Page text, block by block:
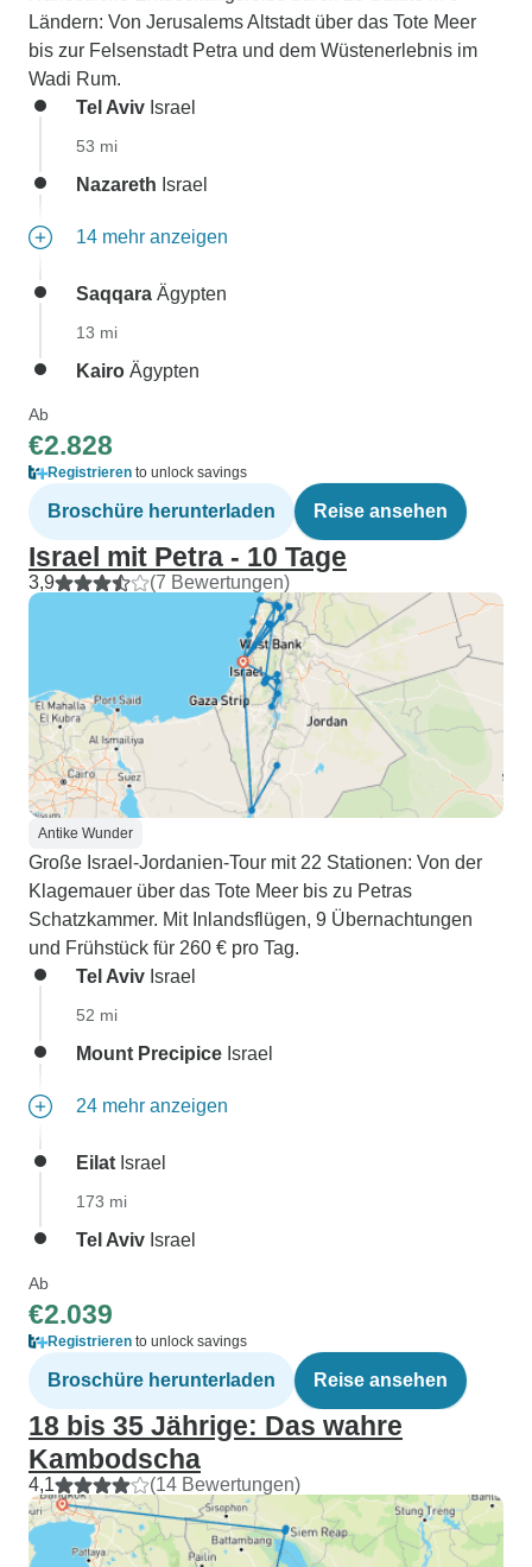
Ländern: Von Jerusalems Altstadt über das Tote Meer
bis zur Felsenstadt Petra und dem Wüstenerlebnis im
Wadi Rum.
Tel Aviv Israel
53 mi
Nazareth Israel
14 mehr anzeigen
Saqqara Ägypten
13 mi
Kairo Ägypten
Ab
€2.828
Registrieren to unlock savings
Broschüre herunterladen Reise ansehen
Israel mit Petra - 10 Tage
3,9 (7 Bewertungen)
Antike Wunder
Große Israel-Jordanien-Tour mit 22 Stationen: Von der
Klagemauer über das Tote Meer bis zu Petras
Schatzkammer. Mit Inlandsflügen, 9 Übernachtungen
und Frühstück für 260 € pro Tag.
Tel Aviv Israel
52 mi
Mount Precipice Israel
24 mehr anzeigen
Eilat Israel
173 mi
Tel Aviv Israel
Ab
€2.039
Registrieren to unlock savings
Broschüre herunterladen Reise ansehen
18 bis 35 Jährige: Das wahre
Kambodscha
4,1 (14 Bewertungen)